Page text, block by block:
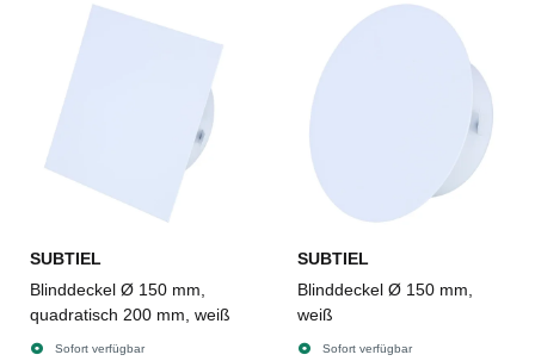
SUBTIEL
Blinddeckel Ø 150 mm,
quadratisch 200 mm, weiß
Sofort verfügbar
SUBTIEL
Blinddeckel Ø 150 mm,
weiß
Sofort verfügbar